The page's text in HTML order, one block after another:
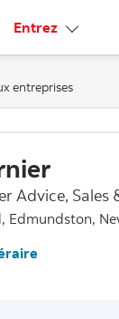
Entrez Liens
entreprises
Advice, Sales
Edmundston,